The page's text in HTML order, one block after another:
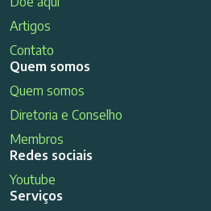
Artigos
Contato
Quem somos
Quem somos
Diretoria e Conselho
Membros
Redes sociais
Youtube
Serviços